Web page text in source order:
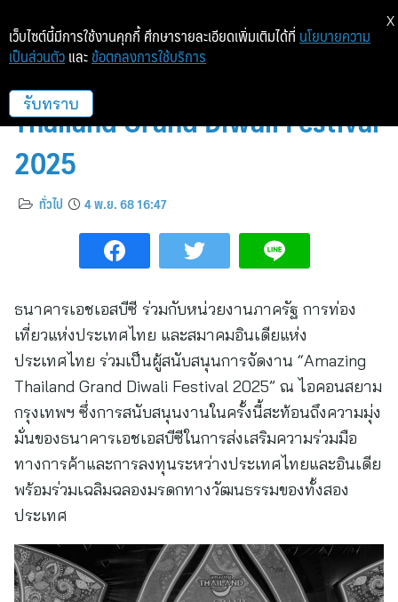
เอชเอสบีซี สนับสนุนงาน Amazing
Thailand Grand Diwali Festival
2025
ทั่วไป 4 พ.ย. 68 16:47
ธนาคารเอชเอสบีซี ร่วมกับหน่วยงานภาครัฐ การท่อง
เที่ยวแห่งประเทศไทย และสมาคมอินเดียแห่ง
ประเทศไทย ร่วมเป็นผู้สนับสนุนการจัดงาน “Amazing
Thailand Grand Diwali Festival 2025” ณ ไอคอนสยาม
กรุงเทพฯ ซึ่งการสนับสนุนงานในครั้งนี้สะท้อนถึงความมุ่ง
มั่นของธนาคารเอชเอสบีซีในการส่งเสริมความร่วมมือ
ทางการค้าและการลงทุนระหว่างประเทศไทยและอินเดีย
พร้อมร่วมเฉลิมฉลองมรดกทางวัฒนธรรมของทั้งสอง
ประเทศ
เว็บไซต์นี้มีการใช้งานคุกกี้ ศึกษารายละเอียดเพิ่มเติมได้ที่ นโยบายความ
เป็นส่วนตัว และ ข้อตกลงการใช้บริการ
รับทราบ
X